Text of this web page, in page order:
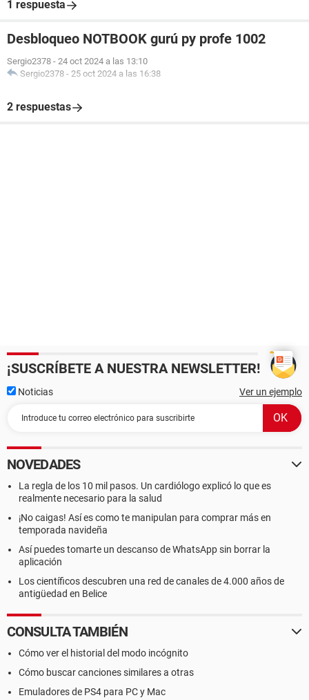
1 respuesta
Desbloqueo NOTBOOK gurú py profe 1002
Sergio2378 - 24 oct 2024 a las 13:10
Sergio2378 - 25 oct 2024 a las 16:38
2 respuestas
¡SUSCRÍBETE A NUESTRA NEWSLETTER!
Noticias Ver un ejemplo
NOVEDADES
La regla de los 10 mil pasos. Un cardiólogo explicó lo que es
realmente necesario para la salud
¡No caigas! Así es como te manipulan para comprar más en
temporada navideña
Así puedes tomarte un descanso de WhatsApp sin borrar la
aplicación
Los científicos descubren una red de canales de 4.000 años de
antigüedad en Belice
CONSULTA TAMBIÉN
Cómo ver el historial del modo incógnito
Cómo buscar canciones similares a otras
Emuladores de PS4 para PC y Mac